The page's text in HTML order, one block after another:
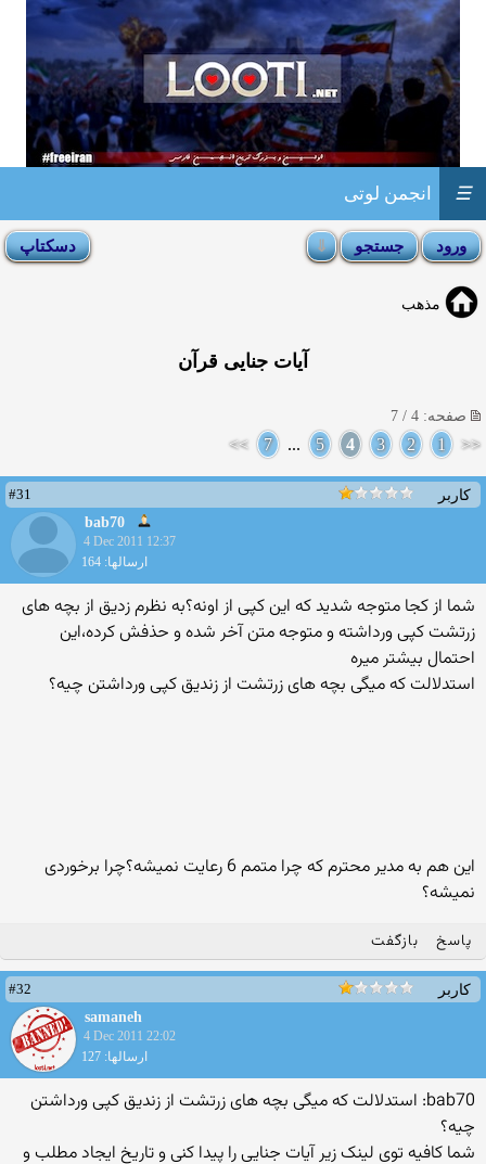
انجمن لوتی ☰
مذهب
آیات جنایی قرآن
صفحه: 4 / 7
<<
1
2
3
4
5
...
7
>>
کاربر
#31
bab70
4 Dec 2011 12:37
ارسالها: 164
شما از کجا متوجه شدید که این کپی از اونه؟به نظرم زدیق از بچه های
زرتشت کپی ورداشته و متوجه متن آخر شده و حذفش کرده،این
احتمال بیشتر میره
استدلالت که میگی بچه های زرتشت از زندیق کپی ورداشتن چیه؟
این هم به مدیر محترم که چرا متمم 6 رعایت نمیشه؟چرا برخوردی
نمیشه؟
پاسخ بازگفت
کاربر
#32
samaneh
4 Dec 2011 22:02
ارسالها: 127
bab70: استدلالت که میگی بچه های زرتشت از زندیق کپی ورداشتن
چیه؟
شما کافیه توی لینک زیر آیات جنایی را پیدا کنی و تاریخ ایجاد مطلب و